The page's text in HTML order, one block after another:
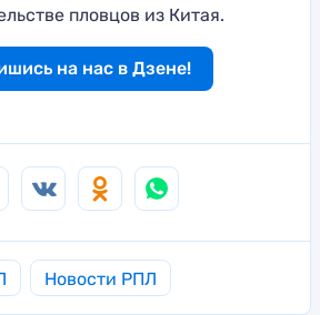
пловцов из Китая.
на нас в Дзене!
Новости РПЛ